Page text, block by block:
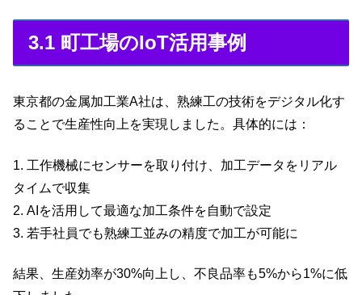
3.1 町工場のIoT活用事例
東京都の金属加工業A社は、熟練工の技術をデジタル化す
ることで生産性向上を実現しました。具体的には：
1. 工作機械にセンサーを取り付け、加工データをリアル
タイムで収集
2. AIを活用して最適な加工条件を自動で設定
3. 若手社員でも熟練工並みの精度で加工が可能に
結果、生産効率が30%向上し、不良品率も5%から1%に低